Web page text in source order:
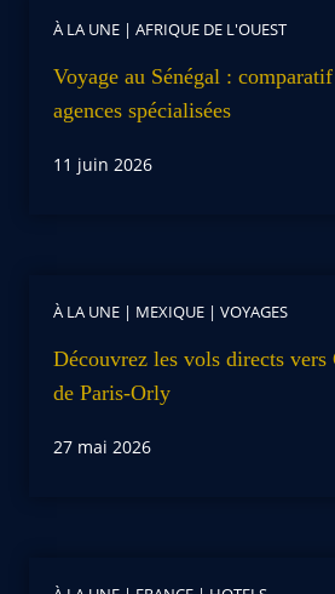
À LA UNE | AFRIQUE DE L'OUEST
Voyage au Sénégal :
agences spécialisées
11 juin 2026
À LA UNE | MEXIQUE | VOYAGES
Découvrez les vols directs vers
de Paris-Orly
27 mai 2026